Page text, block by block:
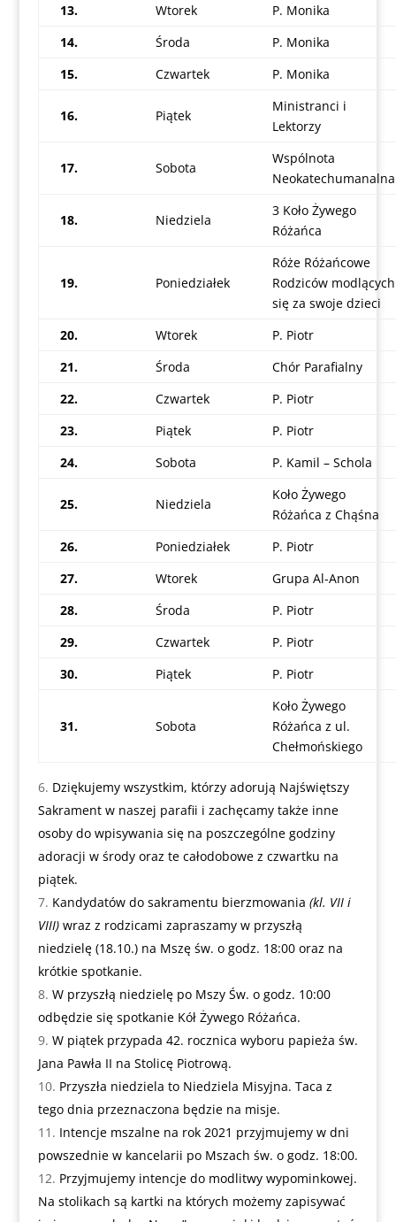
13.
Wtorek
P. Monika
14.
Środa
P. Monika
15.
Czwartek P. Monika
16. Piątek
Ministranci i
Lektorzy
17. Sobota
Wspólnota
Neokatechumanalna
18. Niedziela
3 Koło Żywego
Różańca
19. Poniedziałek
Róże Różańcowe
Rodziców modlących
się za swoje dzieci
20.
Wtorek
P. Piotr
21.
Środa
Chór Parafialny
22.
Czwartek
P. Piotr
23.
Piątek
P. Piotr
24.
Sobota P. Kamil – Schola
25. Niedziela
Koło Żywego
Różańca z Chąśna
26.
Poniedziałek
P. Piotr
27.
Wtorek
Grupa Al-Anon
28.
Środa
P. Piotr
29.
Czwartek
P. Piotr
30.
Piątek P. Piotr
31. Sobota
Koło Żywego
Różańca z ul.
Chełmońskiego
Dziękujemy wszystkim, którzy adorują Najświętszy
Sakrament w naszej parafii i zachęcamy także inne
osoby do wpisywania się na poszczególne godziny
adoracji w środy oraz te całodobowe z czwartku na
piątek.
Kandydatów do sakramentu bierzmowania (kl. VII i
VIII)wraz z rodzicami zapraszamy w przyszłą
niedzielę (18.10.) na Mszę św. o godz. 18:00 oraz na
krótkie spotkanie.
W przyszłą niedzielę po Mszy Św. o godz. 10:00
odbędzie się spotkanie Kół Żywego Różańca.
W piątek przypada 42. rocznica wyboru papieża św.
Jana Pawła II na Stolicę Piotrową.
Przyszła niedziela to Niedziela Misyjna. Taca z
tego dnia przeznaczona będzie na misje.
Intencje mszalne na rok 2021 przyjmujemy w dni
powszednie w kancelarii po Mszach św. o godz. 18:00.
Przyjmujemy intencje do modlitwy wypominkowej.
Na stolikach są kartki na których możemy zapisywać